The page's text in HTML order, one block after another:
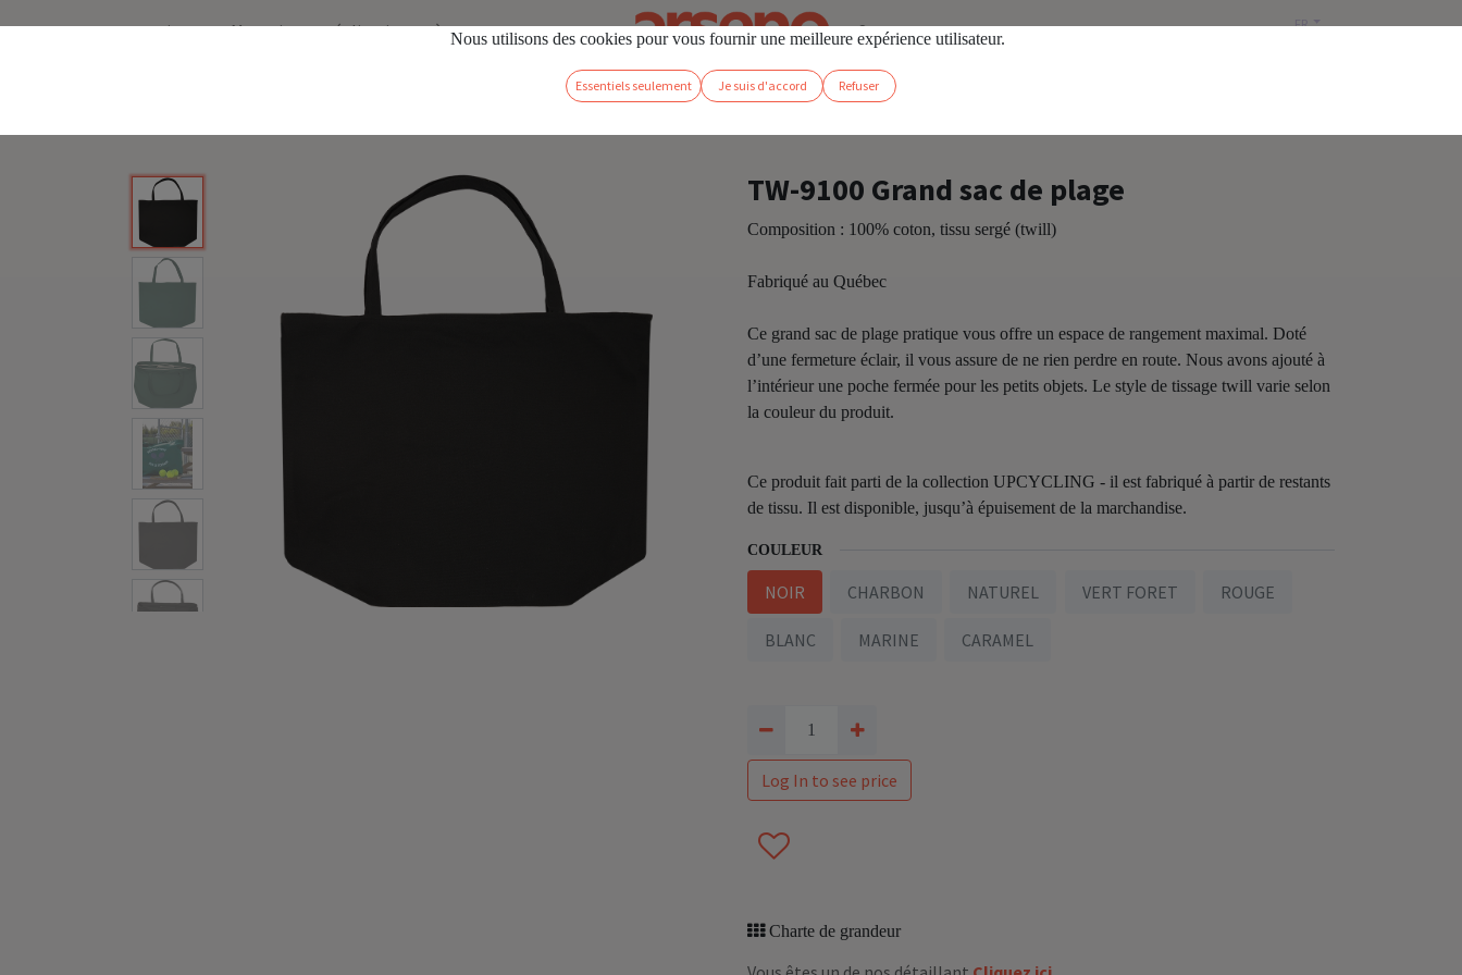
Se connecter FR
services Magasin réalisations à propos
TW-9100 Grand sac de plage
Composition : 100% coton, tissu sergé (twill)
Fabriqué au Québec
Ce grand sac de plage pratique vous offre un espace de rangement maximal. Doté
d’une fermeture éclair, il vous assure de ne rien perdre en route. Nous avons ajouté à
l’intérieur une poche fermée pour les petits objets. Le style de tissage twill varie selon
la couleur du produit.
Ce produit fait parti de la collection UPCYCLING - il est fabriqué à partir de restants
de tissu. Il est disponible, jusqu’à épuisement de la marchandise.
COULEUR
NOIR CHARBON NATUREL VERT FORET ROUGE
BLANC MARINE CARAMEL
Log In to see price
Charte de grandeur
Nous utilisons des cookies pour vous fournir une meilleure expérience utilisateur.
Essentiels seulement Je suis d'accord Refuser